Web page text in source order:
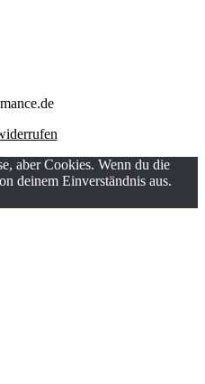
aber Cookies. Wenn du die
deinem Einverständnis aus.